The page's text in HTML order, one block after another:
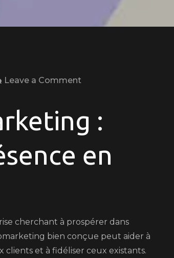
Leave a Comment
Présence
en
Ligne
avec
Webmarketing
Efficace
:
en
cherchant à prospérer dans
bien conçue peut aider à
et à fidéliser ceux existants.